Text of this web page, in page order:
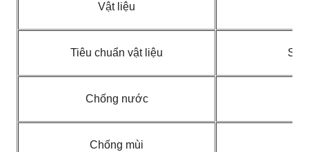
Vật liệu
Tiêu chuẩn vật liệu
Chống nước
Chống mùi